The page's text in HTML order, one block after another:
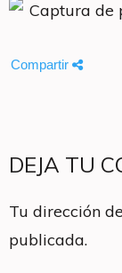
Compartir
DEJA TU
Tu dirección
publicada.